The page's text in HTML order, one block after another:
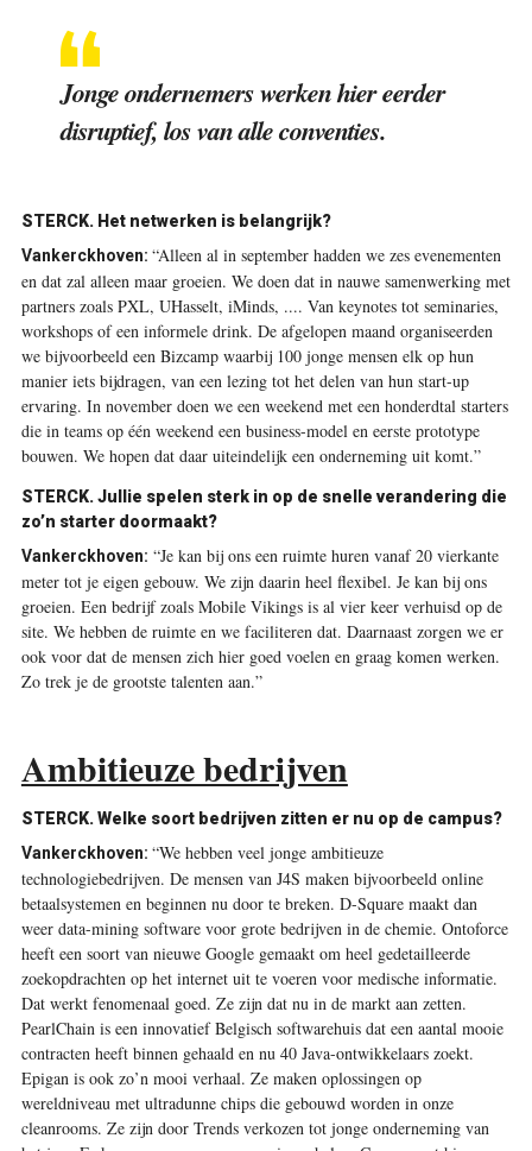
Jonge ondernemers werken hier eerder
disruptief, los van alle conventies.
STERCK. Het netwerken is belangrijk?
Vankerckhoven: “Alleen al in september hadden we zes evenementen
en dat zal alleen maar groeien. We doen dat in nauwe samenwerking met
partners zoals PXL, UHasselt, iMinds, .... Van keynotes tot seminaries,
workshops of een informele drink. De afgelopen maand organiseerden
we bijvoorbeeld een Bizcamp waarbij 100 jonge mensen elk op hun
manier iets bijdragen, van een lezing tot het delen van hun start-up
ervaring. In november doen we een weekend met een honderdtal starters
die in teams op één weekend een business-model en eerste prototype
bouwen. We hopen dat daar uiteindelijk een onderneming uit komt.”
STERCK. Jullie spelen sterk in op de snelle verandering die
zo’n starter doormaakt?
Vankerckhoven: “Je kan bij ons een ruimte huren vanaf 20 vierkante
meter tot je eigen gebouw. We zijn daarin heel flexibel. Je kan bij ons
groeien. Een bedrijf zoals Mobile Vikings is al vier keer verhuisd op de
site. We hebben de ruimte en we faciliteren dat. Daarnaast zorgen we er
ook voor dat de mensen zich hier goed voelen en graag komen werken.
Zo trek je de grootste talenten aan.”
Ambitieuze bedrijven
STERCK. Welke soort bedrijven zitten er nu op de campus?
Vankerckhoven: “We hebben veel jonge ambitieuze
technologiebedrijven. De mensen van J4S maken bijvoorbeeld online
betaalsystemen en beginnen nu door te breken. D-Square maakt dan
weer data-mining software voor grote bedrijven in de chemie. Ontoforce
heeft een soort van nieuwe Google gemaakt om heel gedetailleerde
zoekopdrachten op het internet uit te voeren voor medische informatie.
Dat werkt fenomenaal goed. Ze zijn dat nu in de markt aan zetten.
PearlChain is een innovatief Belgisch softwarehuis dat een aantal mooie
contracten heeft binnen gehaald en nu 40 Java-ontwikkelaars zoekt.
Epigan is ook zo’n mooi verhaal. Ze maken oplossingen op
wereldniveau met ultradunne chips die gebouwd worden in onze
cleanrooms. Ze zijn door Trends verkozen tot jonge onderneming van